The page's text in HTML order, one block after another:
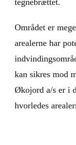
tegnebrættet.
Området er
arealerne har
kan sikres mod
Økojord a/s er i
hvorledes